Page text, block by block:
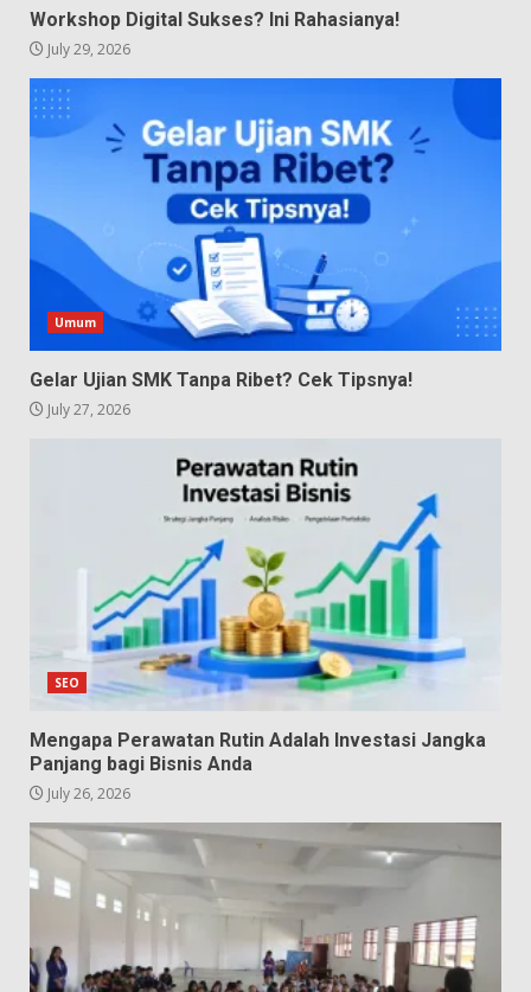
Workshop Digital Sukses? Ini Rahasianya!
July 29, 2026
Umum
Gelar Ujian SMK Tanpa Ribet? Cek Tipsnya!
July 27, 2026
SEO
Mengapa Perawatan Rutin Adalah Investasi Jangka
Panjang bagi Bisnis Anda
July 26, 2026